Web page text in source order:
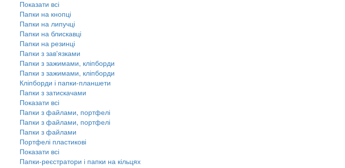
Показати всі
Папки на кнопці
Папки на липучці
Папки на блискавці
Папки на резинці
Папки з зав'язками
Папки з зажимами, кліпборди
Папки з зажимами, кліпборди
Кліпборди і папки-планшети
Папки з затискачами
Показати всі
Папки з файлами, портфелі
Папки з файлами, портфелі
Папки з файлами
Портфелі пластикові
Показати всі
Папки-реєстратори і папки на кільцях